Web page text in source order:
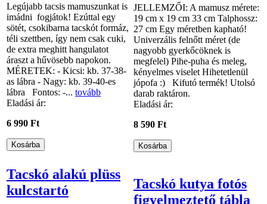
Legújabb tacsis mamuszunkat is
imádni fogjátok! Ezúttal egy
sötét, csokibarna tacskót formáz,
téli szettben, így nem csak cuki,
de extra meghitt hangulatot
áraszt a hűvösebb napokon.
MÉRETEK: - Kicsi: kb. 37-38-
as lábra - Nagy: kb. 39-40-es
lábra Fontos: -... tovább
Eladási ár:
6 990 Ft
JELLEMZŐI: A mamusz mérete:
19 cm x 19 cm 33 cm Talphossz:
27 cm Egy méretben kapható!
Univerzális felnőtt méret (de
nagyobb gyerkőcöknek is
megfelel) Pihe-puha és meleg,
kényelmes viselet Hihetetlenül
jópofa :) Kifutó termék! Utolsó
darab raktáron.
Eladási ár:
8 590 Ft
Tacskó alakú plüss
kulcstartó
Tacskó kutya fotós
figyelmeztető tábla